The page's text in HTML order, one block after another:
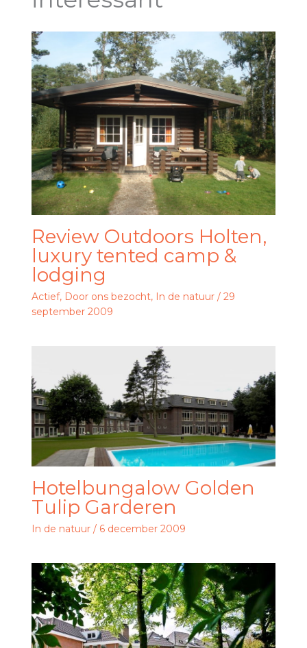
Review Outdoors Holten,
luxury tented camp &
lodging
Actief, Door ons bezocht, In de natuur/ 29
september 2009
Hotelbungalow Golden
Tulip Garderen
In de natuur/ 6 december 2009